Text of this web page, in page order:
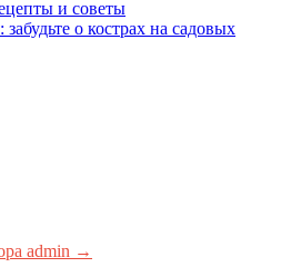
и советы
забудьте о кострах на садовых
admin →